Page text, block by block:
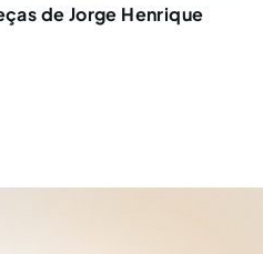
de Jorge Henrique